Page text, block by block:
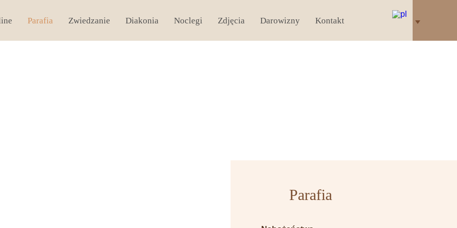
Parafia Zwiedzanie Diakonia Noclegi Zdjęcia Darowizny Kontakt
Parafia